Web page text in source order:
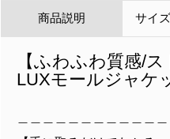
商品説明 サイ
【ふわふわ質感/
LUXモールジャケ